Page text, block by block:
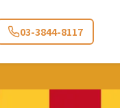
03-3844-8117